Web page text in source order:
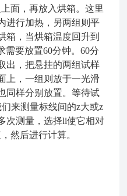
面，再放入烘箱。这里
进行加热，另两组则平
箱，当烘箱温度回升到
要放置60分钟。60分
出，把悬挂的两组试样
上，一组则放于一光滑
同样分别放置。等待试
来测量标线间的z大或z
次测量，选择li使它相对
然后进行计算。